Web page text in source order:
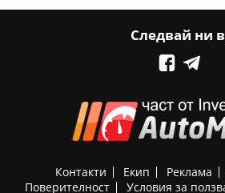
Следвай ни
Контакти Екип Реклама
Поверителност
Условия за